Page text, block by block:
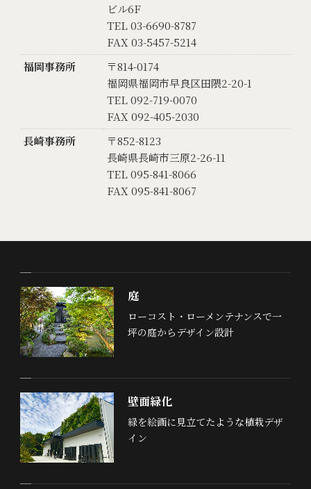
ビル6F
TEL 03-6690-8787
FAX 03-5457-5214
福岡事務所
〒814-0174
福岡県福岡市早良区田隈2-20-1
TEL 092-719-0070
FAX 092-405-2030
長崎事務所
〒852-8123
長崎県長崎市三原2-26-11
TEL 095-841-8066
FAX 095-841-8067
庭
ローコスト・ローメンテナンスで一
坪の庭からデザイン設計
壁面緑化
緑を絵画に見立てたような植栽デザ
イン